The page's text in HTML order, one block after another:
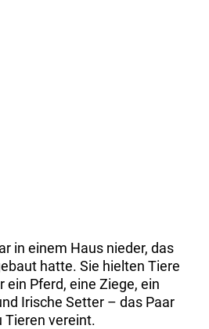
in einem Haus nieder, das
hatte. Sie hielten Tiere
ein Pferd, eine Ziege, ein
Irische Setter – das Paar
Tieren vereint.